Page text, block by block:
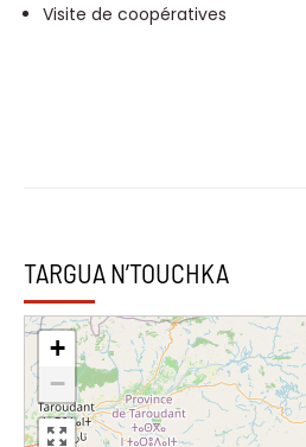
Visite de coopératives
TARGUA N’TOUCHKA
+
−